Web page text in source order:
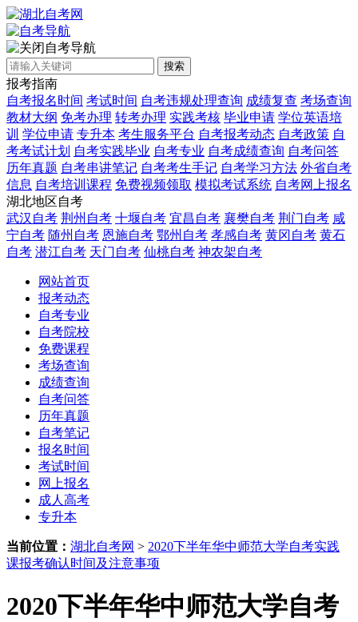
自考导航
搜索
报考指南
自考报名时间 考试时间 自考违规处理查询 成绩复查 考场查询
教材大纲 免考办理 转考办理 实践考核 毕业申请 学位英语培
训 学位申请 专升本 考生服务平台 自考报考动态 自考政策 自
考考试计划 自考实践毕业 自考专业 自考成绩查询 自考问答
历年真题 自考串讲笔记 自考考生手记 自考学习方法 外省自考
信息 自考培训课程 免费视频领取 模拟考试系统 自考网上报名
湖北地区自考
武汉自考 荆州自考 十堰自考 宜昌自考 襄樊自考 荆门自考 咸
宁自考 随州自考 恩施自考 鄂州自考 孝感自考 黄冈自考 黄石
自考 潜江自考 天门自考 仙桃自考 神农架自考
网站首页
报考动态
自考专业
自考院校
免费课程
考场查询
成绩查询
自考问答
历年真题
自考笔记
报名时间
考试时间
网上报名
成人高考
专升本
当前位置： 湖北自考网 > 2020下半年华中师范大学自考实践
课报考确认时间及注意事项
2020下半年华中师范大学自考